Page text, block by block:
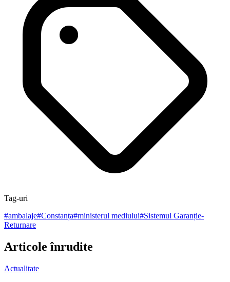
Tag-uri
#ambalaje#Constanța#ministerul mediului#Sistemul Garanție-
Returnare
Articole înrudite
Actualitate